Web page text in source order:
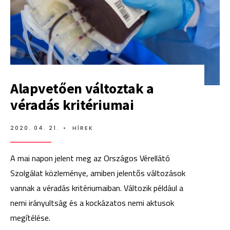
Alapvetően változtak a
véradás kritériumai
2020. 04. 21. • HÍREK
A mai napon jelent meg az Országos Vérellátó
Szolgálat közleménye, amiben jelentős változások
vannak a véradás kritériumaiban. Változik például a
nemi irányultság és a kockázatos nemi aktusok
megítélése.